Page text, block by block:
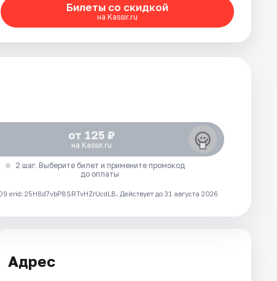
Билеты со скидкой
на Kassir.ru
от 125 ₽
на Kassir.ru
2 шаг. Выберите билет и примените промокод
до оплаты
25H8d7vbP8SRTvHZrUcdLB. Действует до 31 августа 2026
Адрес